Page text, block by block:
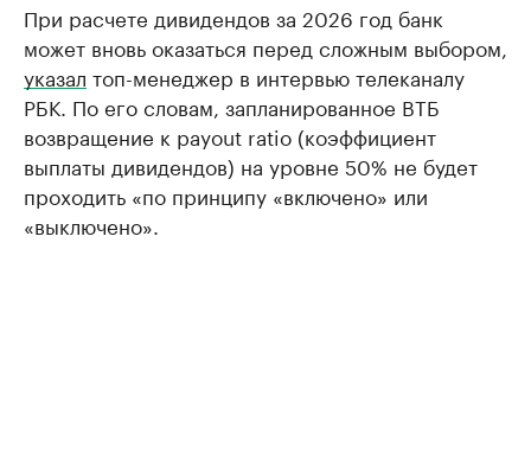
При расчете дивидендов за 2026 год банк
может вновь оказаться перед сложным выбором,
указал топ-менеджер в интервью телеканалу
РБК. По его словам, запланированное ВТБ
возвращение к payout ratio (коэффициент
выплаты дивидендов) на уровне 50% не будет
проходить «по принципу «включено» или
«выключено».